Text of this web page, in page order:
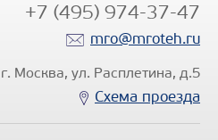
+7 (495) 974-37-47
mro@mroteh.ru
Москва, ул. Расплетина, д.5
Схема проезда